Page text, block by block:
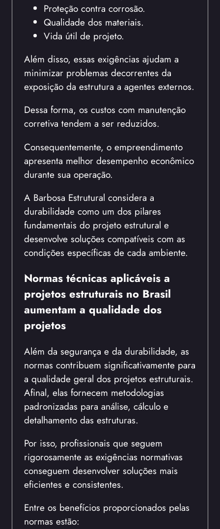
Proteção contra corrosão.
Qualidade dos materiais.
Vida útil de projeto.
Além disso, essas exigências ajudam a
minimizar problemas decorrentes da
exposição da estrutura a agentes externos.
Dessa forma, os custos com manutenção
corretiva tendem a ser reduzidos.
Consequentemente, o empreendimento
apresenta melhor desempenho econômico
durante sua operação.
A Barbosa Estrutural considera a
durabilidade como um dos pilares
fundamentais do projeto estrutural e
desenvolve soluções compatíveis com as
condições específicas de cada ambiente.
Normas técnicas aplicáveis a
projetos estruturais no Brasil
aumentam a qualidade dos
projetos
Além da segurança e da durabilidade, as
normas contribuem significativamente para
a qualidade geral dos projetos estruturais.
Afinal, elas fornecem metodologias
padronizadas para análise, cálculo e
detalhamento das estruturas.
Por isso, profissionais que seguem
rigorosamente as exigências normativas
conseguem desenvolver soluções mais
eficientes e consistentes.
Entre os benefícios proporcionados pelas
normas estão: